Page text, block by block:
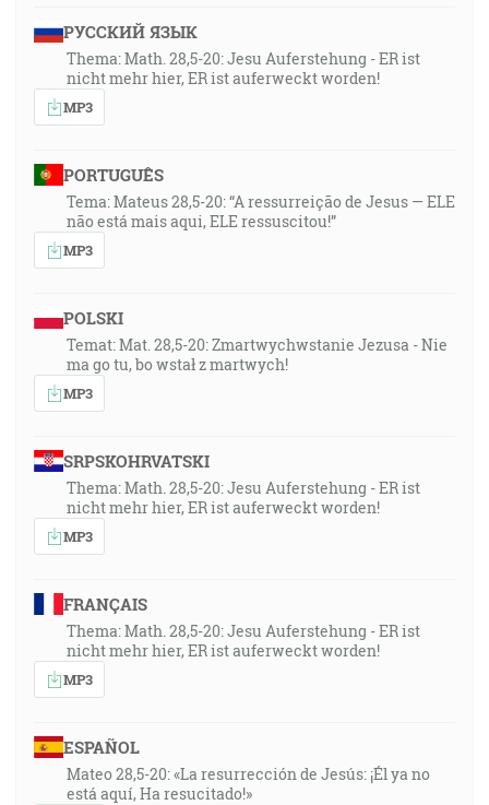
РУССКИЙ ЯЗЫК
Thema: Math. 28,5-20: Jesu Auferstehung - ER ist
nicht mehr hier, ER ist auferweckt worden!
MP3
PORTUGUÊS
Tema: Mateus 28,5-20: “A ressurreição de Jesus — ELE
não está mais aqui, ELE ressuscitou!”
MP3
POLSKI
Temat: Mat. 28,5-20: Zmartwychwstanie Jezusa - Nie
ma go tu, bo wstał z martwych!
MP3
SRPSKOHRVATSKI
Thema: Math. 28,5-20: Jesu Auferstehung - ER ist
nicht mehr hier, ER ist auferweckt worden!
MP3
FRANÇAIS
Thema: Math. 28,5-20: Jesu Auferstehung - ER ist
nicht mehr hier, ER ist auferweckt worden!
MP3
ESPAÑOL
Mateo 28,5-20: «La resurrección de Jesús: ¡Él ya no
está aquí, Ha resucitado!»